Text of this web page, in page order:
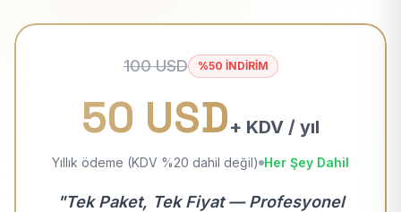
100 USD %50 İNDİRİM
50 USD+ KDV / yıl
Yıllık ödeme (KDV %20 dahil değil) Her Şey Dahil
"Tek Paket, Tek Fiyat — Profesyonel